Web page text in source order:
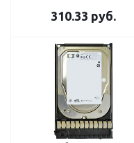
310.33 руб.